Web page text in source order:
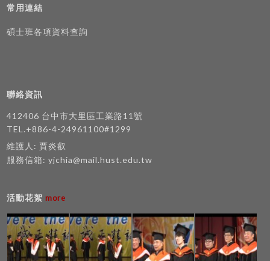
常用連結
碩士班各項資料查詢
聯絡資訊
412406 台中市大里區工業路11號
TEL.+886-4-24961100#1299
維護人: 賈炎叡
服務信箱:yjchia@mail.hust.edu.tw
活動花絮 more